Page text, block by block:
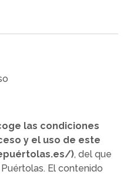
las condiciones
y el uso de este
), del que
El contenido